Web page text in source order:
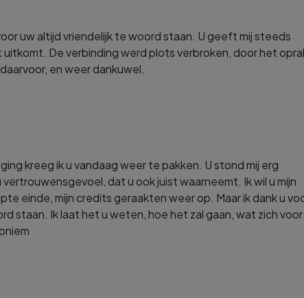
uw altijd vriendelijk te woord staan. U geeft mij steeds
De verbinding werd plots verbroken, door het
en weer dankuwel.
kreeg ik u vandaag weer te pakken. U stond mij erg
dat u ook juist waarneemt. Ik wil u mijn
einde, mijn credits geraakten weer op. Maar ik dank u
staan. Ik laat het u weten, hoe het zal gaan, wat zich voor